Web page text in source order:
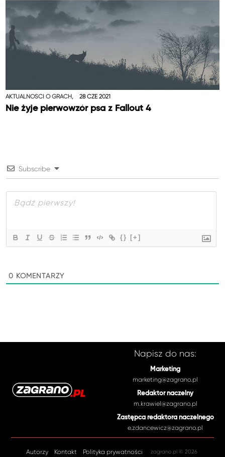
AKTUALNOŚCI O GRACH, 28 CZE 2021
Nie żyje pierwowzór psa z Fallout 4
Subscribe
{} [+]
0 KOMENTARZY
Napisz do nas:
Marketing
marketing@zagrano.pl
Redaktor naczelny
m.krawiel@zagrano.pl
Zastępca redaktora naczelnego
e.zdancewicz@zagrano.pl
Autorzy Kontakt Polityka prywatności zagrano.pl © 2026